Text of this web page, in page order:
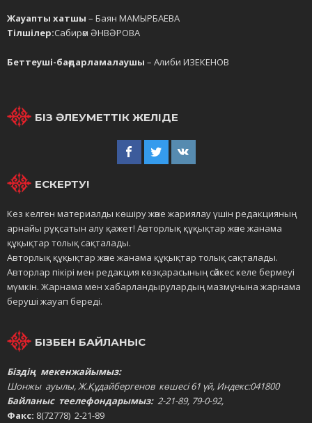
Жауапты хатшы – Баян МАМЫРБАЕВА
Тілшілер:Сабирәм ӘНВӘРОВА
Беттеуші-бағдарламалаушы – Алиби ИЗЕКЕНОВ
БІЗ ӘЛЕУМЕТТІК ЖЕЛІДЕ
ЕСКЕРТУ!
Кез келген материалды көшіру және жариялау үшін редакцияның
арнайы рұқсатын алу қажет! Авторлық құқықтар және жанама
құқықтар толық сақталады.
Авторлық құқықтар және жанама құқықтар толық сақталады.
Авторлар пікірі мен редакция көзқарасының сәйкес келе бермеуі
мүмкін. Жарнама мен хабарландырулардың мазмұнына жарнама
беруші жауап береді.
БІЗБЕН БАЙЛАНЫС
Біздің мекенжайымыз:
Шонжы ауылы, Ж.Құдайбергенов көшесі 61 үй, Индекс:041800
Байланыс теелефондарымыз: 2-21-89, 79-0-92,
Факс: 8(72778) 2-21-89